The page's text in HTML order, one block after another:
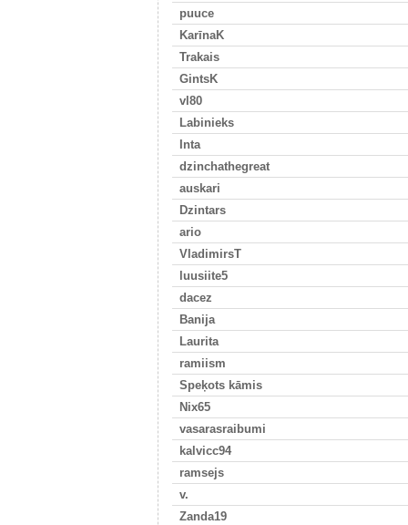
puuce
KarīnaK
Trakais
GintsK
vl80
Labinieks
Inta
dzinchathegreat
auskari
Dzintars
ario
VladimirsT
luusiite5
dacez
Banija
Laurita
ramiism
Speķots kāmis
Nix65
vasarasraibumi
kalvicc94
ramsejs
v.
Zanda19